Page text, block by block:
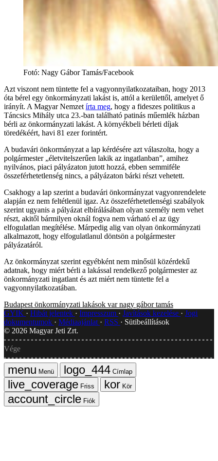
Fotó: Nagy Gábor Tamás/Facebook
Azt viszont nem tüntette fel a vagyonnyilatkozataiban, hogy 2013
óta bérel egy önkormányzati lakást is, attól a kerülettől, amelyet ő
irányít. A Magyar Nemzet írta meg, hogy a fideszes politikus a
Táncsics Mihály utca 23.-ban található patinás műemlék házban
bérli az önkormányzati lakást. A környékbeli bérleti díjak
töredékéért, havi 81 ezer forintért.
A budavári önkormányzat a lap kérdésére azt válaszolta, hogy a
polgármester „életvitelszerűen lakik az ingatlanban”, amihez
nyilvános, piaci pályázaton jutott hozzá, ebben semmiféle
összeférhetetlenség nincs, a pályázaton bárki részt vehetett.
Csakhogy a lap szerint a budavári önkormányzat vagyonrendelete
alapján ez nem feltétlenül igaz. Az összeférhetetlenségi szabályok
szerint ugyanis a pályázat elbírálásában olyan személy nem vehet
részt, akitől bármilyen oknál fogva nem várható el az ügy
elfogulatlan megítélése. Márpedig alig van olyan önkormányzati
alkalmazott, hogy elfogulatlanul döntsön a polgármester
pályázatáról.
Az önkormányzat szerint egyébként nem minősül közérdekű
adatnak, hogy miért bérli a lakással rendelkező polgármester az
önkormányzati ingatlant és azt miért nem tüntette fel a
vagyonnyilatkozatában.
Budapest önkormányzati lakások var nagy gábor tamás
GYIK
Hibát jelentek Impresszum Javítások kezelése
Jogi
dokumentumok
Médiaajánlat RSS
Sütibeállítások
© 2026 Magyar Jeti Zrt.
Vége
Menü
Címlap
Friss
Kör
Fiók